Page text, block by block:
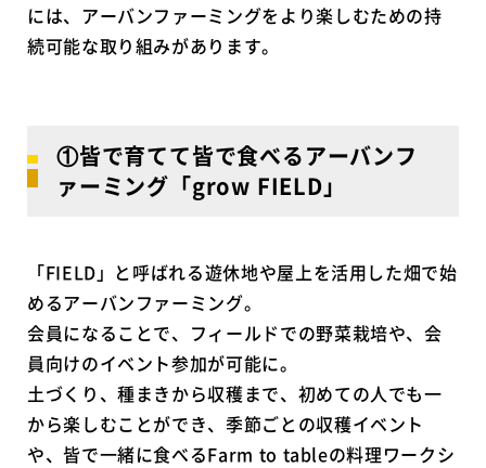
には、アーバンファーミングをより楽しむための持
続可能な取り組みがあります。
①皆で育てて皆で食べるアーバンフ
ァーミング「grow FIELD」
「FIELD」と呼ばれる遊休地や屋上を活用した畑で始
めるアーバンファーミング。
会員になることで、フィールドでの野菜栽培や、会
員向けのイベント参加が可能に。
土づくり、種まきから収穫まで、初めての人でも一
から楽しむことができ、季節ごとの収穫イベント
や、皆で一緒に食べるFarm to tableの料理ワークシ